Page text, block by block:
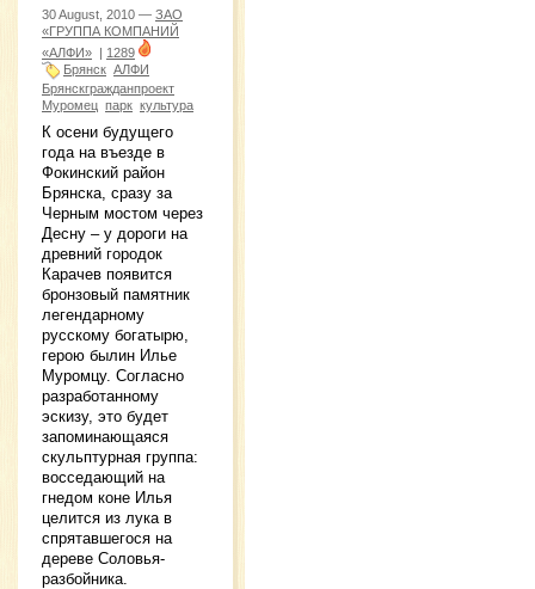
30 August, 2010 — ЗАО
«ГРУППА КОМПАНИЙ
«АЛФИ»
1289
Брянск АЛФИ
Брянскгражданпроект
Муромец парк культура
К осени будущего
года на въезде в
Фокинский район
Брянска, сразу за
Черным мостом через
Десну – у дороги на
древний городок
Карачев появится
бронзовый памятник
легендарному
русскому богатырю,
герою былин Илье
Муромцу. Согласно
разработанному
эскизу, это будет
запоминающаяся
скульптурная группа:
восседающий на
гнедом коне Илья
целится из лука в
спрятавшегося на
дереве Соловья-
разбойника.